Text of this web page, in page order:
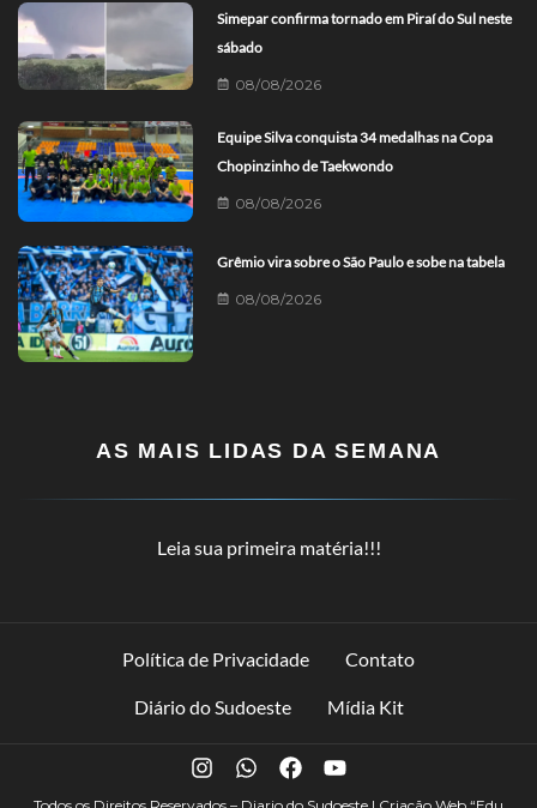
Simepar confirma tornado em Piraí do Sul neste
sábado
08/08/2026
Equipe Silva conquista 34 medalhas na Copa
Chopinzinho de Taekwondo
08/08/2026
Grêmio vira sobre o São Paulo e sobe na tabela
08/08/2026
AS MAIS LIDAS DA SEMANA
Leia sua primeira matéria!!!
Política de Privacidade Contato
Diário do Sudoeste Mídia Kit